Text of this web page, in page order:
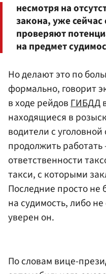
несмотря на
закона, уже
проверяют
на предмет
Но делают это по
формально, говорит
в ходе рейдовГИБДД
находящиеся в
водители с
продолжить
ответственности
такси, с которыми
Последние просто не
на судимость, либо
уверен он.
По словам вице-